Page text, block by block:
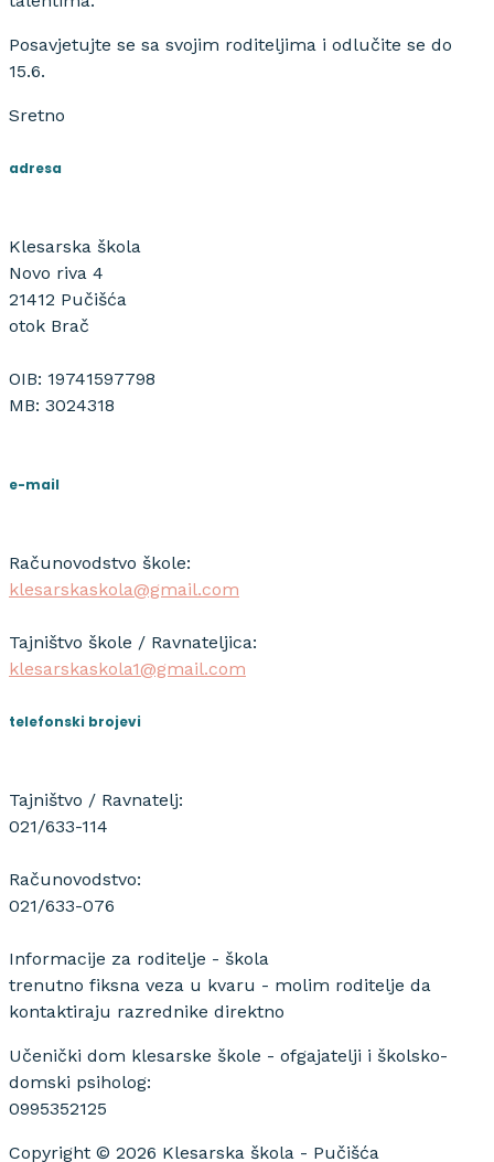
Posavjetujte se sa svojim roditeljima i odlučite se do
15.6.
Sretno
adresa
Klesarska škola
Novo riva 4
21412 Pučišća
otok Brač
OIB: 19741597798
MB: 3024318
e-mail
Računovodstvo škole:
klesarskaskola@gmail.com
Tajništvo škole / Ravnateljica:
klesarskaskola1@gmail.com
telefonski brojevi
Tajništvo / Ravnatelj:
021/633-114
Računovodstvo:
021/633-076
Informacije za roditelje - škola
trenutno fiksna veza u kvaru - molim roditelje da
kontaktiraju razrednike direktno
Učenički dom klesarske škole - ofgajatelji i školsko-
domski psiholog:
0995352125
Copyright © 2026 Klesarska škola - Pučišća